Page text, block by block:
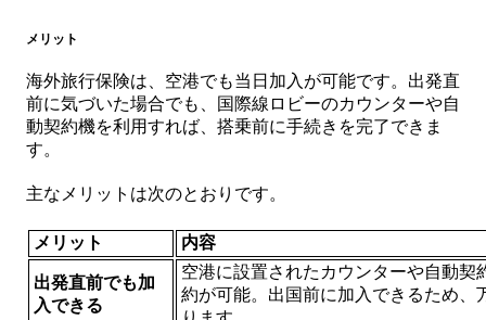
メリット
海外旅行保険は、空港でも当日加入が可能です。出発直
前に気づいた場合でも、国際線ロビーのカウンターや自
動契約機を利用すれば、搭乗前に手続きを完了できま
す。
主なメリットは次のとおりです。
メリット 内容
出発直前でも加
入できる
空港に設置されたカウンターや自動契
約が可能。出国前に加入できるため、